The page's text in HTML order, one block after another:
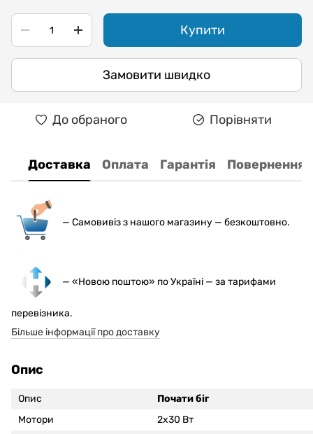
Купити
Замовити швидко
До обраного Порівняти
Доставка Оплата Гарантія Повернення
— Самовивіз з нашого магазину — безкоштовно.
— «Новою поштою» по Україні — за тарифами
перевізника.
Більше інформації про доставку
Опис
Опис
Почати біг
Мотори
2x30 Вт